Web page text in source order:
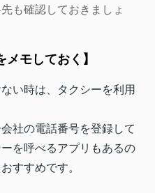
も確認しておきましょ
メモしておく】
い時は、タクシーを利用
社の電話番号を登録して
を呼べるアプリもあるの
すすめです。